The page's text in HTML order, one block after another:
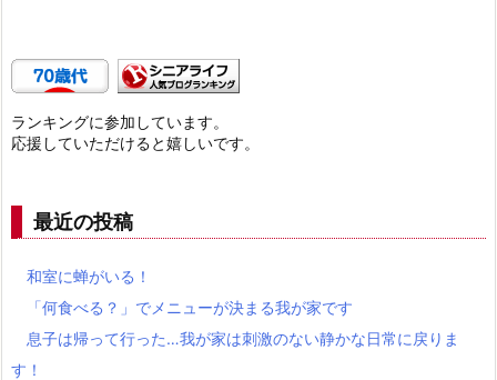
ランキングに参加しています。
応援していただけると嬉しいです。
最近の投稿
和室に蝉がいる！
「何食べる？」でメニューが決まる我が家です
息子は帰って行った…我が家は刺激のない静かな日常に戻りま
す！